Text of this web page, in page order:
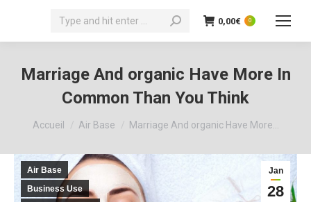
Recherche
0,00€ 0
Marriage And organic Have More In
Common Than You Think
Vous êtes ici :
Accueil Air Base Marriage And organic Have More…
Jan
28
Air Base
Business Use